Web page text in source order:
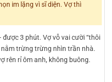
im lặng vì sĩ diện. Vợ thì
3 phút. Vợ vỗ vai cười “thôi
nằm trừng trừng nhìn trần nhà.
rên rỉ ôm anh, không buông.